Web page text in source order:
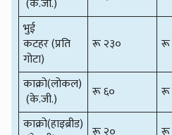
भुई
कटहर (प्रति
गोटा)
रू २३० रू
काक्रो(लोकल)
(के.जी.)
रू ६० रू
काक्रो(हाइब्रीड)